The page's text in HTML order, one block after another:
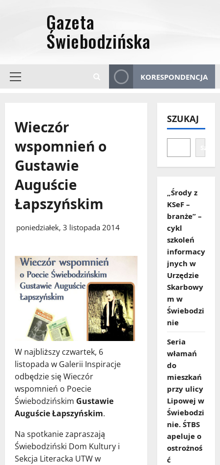
Menu
KORESPONDENCJA
Wieczór
wspomnień o
Gustawie
Auguście
Łapszyńskim
poniedziałek, 3 listopada 2014
W najbliższy czwartek, 6
listopada w Galerii Inspiracje
odbędzie się Wieczór
wspomnień o Poecie
Świebodzińskim Gustawie
Auguście Łapszyńskim.
Na spotkanie zapraszają
Świebodziński Dom Kultury i
Sekcja Literacka UTW w
SZUKAJ
„Środy z
KSeF –
branże” –
cykl
szkoleń
informacy
jnych w
Urzędzie
Skarbowy
m w
Świebodzi
nie
Seria
włamań
do
mieszkań
przy ulicy
Lipowej w
Świebodzi
nie. ŚTBS
apeluje o
ostrożnoś
ć